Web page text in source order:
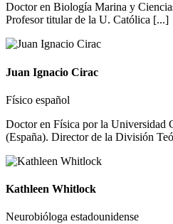
Doctor en Biología Marina y
Profesor titular de la U. Católica [...]
Juan Ignacio Cirac
Físico español
Doctor en Física por la Universidad
(España). Director de la División
Kathleen Whitlock
Neurobióloga estadounidense